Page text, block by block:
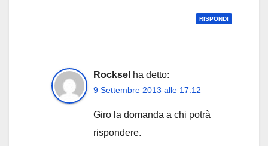
RISPONDI
Rocksel ha detto:
9 Settembre 2013 alle 17:12
Giro la domanda a chi potrà
rispondere.